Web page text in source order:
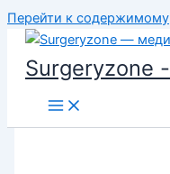
Перейти к содержимому
Surgeryzone